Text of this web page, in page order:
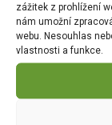
zážitek z prohlížení
nám umožní
webu. Nesouhlas
vlastnosti a funkce.
nám